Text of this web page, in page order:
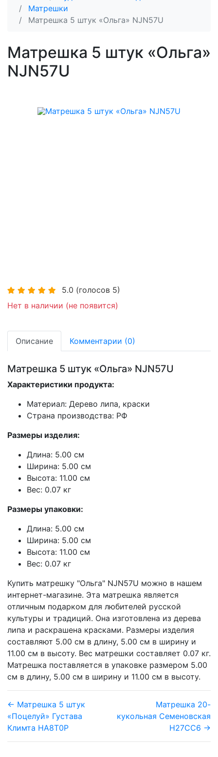
Матрешки
Матрешка 5 штук «Ольга» NJN57U
Матрешка 5 штук «Ольга»
NJN57U
5.0 (голосов 5)
Нет в наличии (не появится)
Описание Комментарии (0)
Матрешка 5 штук «Ольга» NJN57U
Характеристики продукта:
Материал: Дерево липа, краски
Страна производства: РФ
Размеры изделия:
Длина: 5.00 см
Ширина: 5.00 см
Высота: 11.00 см
Вес: 0.07 кг
Размеры упаковки:
Длина: 5.00 см
Ширина: 5.00 см
Высота: 11.00 см
Вес: 0.07 кг
Купить матрешку "Ольга" NJN57U можно в нашем
интернет-магазине. Эта матрешка является
отличным подарком для любителей русской
культуры и традиций. Она изготовлена из дерева
липа и раскрашена красками. Размеры изделия
составляют 5.00 см в длину, 5.00 см в ширину и
11.00 см в высоту. Вес матрешки составляет 0.07 кг.
Матрешка поставляется в упаковке размером 5.00
см в длину, 5.00 см в ширину и 11.00 см в высоту.
← Матрешка 5 штук
«Поцелуй» Густава
Климта HA8T0P
Матрешка 20-
кукольная Семеновская
H27CC6 →